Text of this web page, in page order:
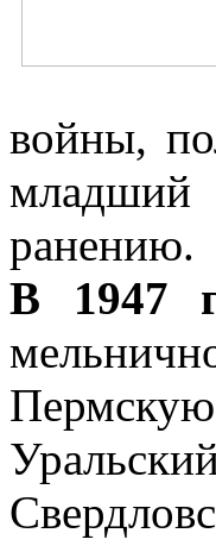
войны,
младший
ранению.
В 1947